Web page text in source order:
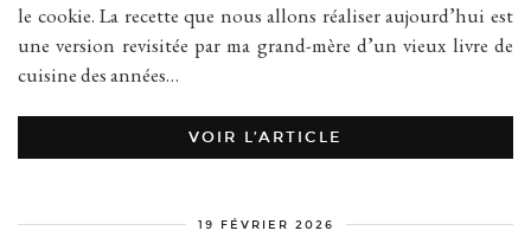
le cookie. La recette que nous allons réaliser aujourd’hui est
une version revisitée par ma grand-mère d’un vieux livre de
cuisine des années…
VOIR L’ARTICLE
19 FÉVRIER 2026